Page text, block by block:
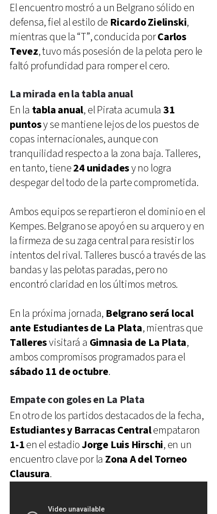
El encuentro mostró a un Belgrano sólido en
defensa, fiel al estilo de Ricardo Zielinski,
mientras que la “T”, conducida porCarlos
Tevez, tuvo más posesión de la pelota pero le
faltó profundidad para romper el cero.
La mirada en la tabla anual
En la tabla anual, el Pirata acumula 31
puntosy se mantiene lejos de los puestos de
copas internacionales, aunque con
tranquilidad respecto a la zona baja. Talleres,
en tanto, tiene24 unidadesy no logra
despegar del todo de la parte comprometida.
Ambos equipos se repartieron el dominio en el
Kempes. Belgrano se apoyó en su arquero y en
la firmeza de su zaga central para resistir los
intentos del rival. Talleres buscó a través de las
bandas y las pelotas paradas, pero no
encontró claridad en los últimos metros.
En la próxima jornada, Belgrano será local
ante Estudiantes de La Plata, mientras que
Talleresvisitará a Gimnasia de La Plata,
ambos compromisos programados para el
sábado 11 de octubre.
Empate con goles en La Plata
En otro de los partidos destacados de la fecha,
Estudiantes y Barracas Centralempataron
1-1en el estadioJorge Luis Hirschi, en un
encuentro clave por la Zona A del Torneo
Clausura.